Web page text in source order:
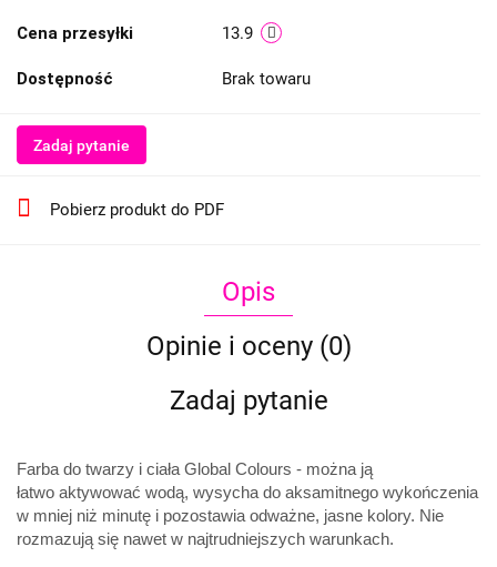
Cena przesyłki 13.9
Dostępność Brak towaru
Zadaj pytanie
Pobierz produkt do PDF
Opis
Opinie i oceny (0)
Zadaj pytanie
Farba do twarzy i ciała Global Colours - można ją
łatwo aktywować wodą, wysycha do aksamitnego wykończenia
w mniej niż minutę i pozostawia odważne, jasne kolory. Nie
rozmazują się nawet w najtrudniejszych warunkach.